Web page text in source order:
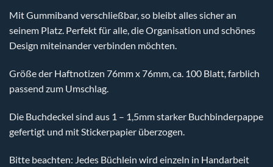
Mit Gummiband verschließbar, so bleibt alles sicher an
seinem Platz. Perfekt für alle, die Organisation und schönes
Design miteinander verbinden möchten.
Größe der Haftnotizen 76mm x 76mm, ca. 100 Blatt, farblich
passend zum Umschlag.
Die Buchdeckel sind aus 1 – 1,5mm starker Buchbinderpappe
gefertigt und mit Stickerpapier überzogen.
Bitte beachten: Jedes Büchlein wird einzeln in Handarbeit